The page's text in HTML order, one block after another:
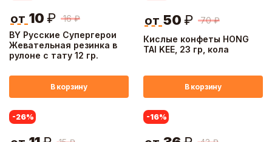
BY Русские Супергерои
Жевательная резинка в
рулоне с тату 12 гр.
16 ₽
от 10 ₽
В корзину
Кислые конфеты HONG
TAI KEE, 23 гр, кола
70 ₽
от 50 ₽
В корзину
-26% -16%